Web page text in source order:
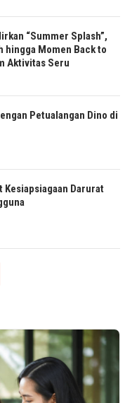
“Summer Splash”,
hingga Momen Back to
Aktivitas Seru
Petualangan Dino di
Kesiapsiagaan Darurat